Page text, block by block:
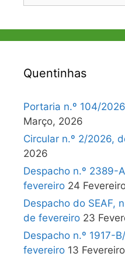
Quentinhas
Portaria n.º 104/
Março, 2026
Circular n.º 2/2026,
2026
Despacho n.º 2389-
fevereiro 24
Despacho do SEAF,
de fevereiro 23
Despacho n.º 1917-
fevereiro 13